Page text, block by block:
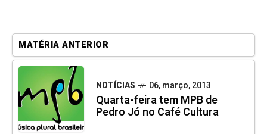
MATÉRIA ANTERIOR
NOTÍCIAS 06, março, 2013
Quarta-feira tem MPB de
Pedro Jó no Café Cultura